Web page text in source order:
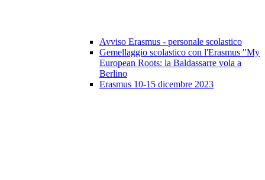
Avviso Erasmus - personale scolastico
Gemellaggio scolastico con l'Erasmus "My
European Roots: la Baldassarre vola a
Berlino
Erasmus 10-15 dicembre 2023